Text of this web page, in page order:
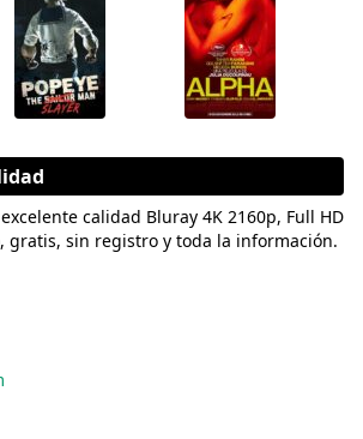
calidad Bluray 4K 2160p, Full HD
gratis, sin registro y toda la información.